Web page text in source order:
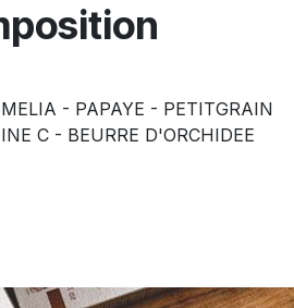
- PAPAYE - PETITGRAIN
C - BEURRE D'ORCHIDEE